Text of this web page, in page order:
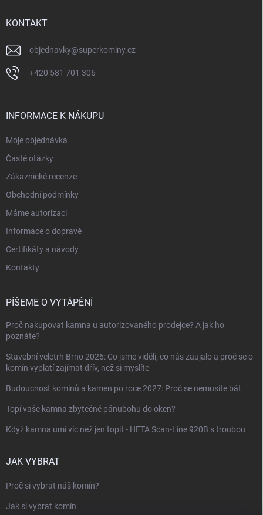
KONTAKT
objednavky@superkominy.cz
+420 581 701 306
INFORMACE K NÁKUPU
Moje objednávka
Časté otázky
Zákaznické recenze
Obchodní podmínky
Máme autorizaci
Informace o dopravě
Certifikáty a návody
Kontakty
PÍŠEME O VYTÁPĚNÍ
Proč nakupovat kamna u autorizovaného prodejce? A jak ho
poznáte?
Stavební veletrh Brno 2026: Co jsme viděli, co nás zaujalo a proč se o
komín vyplatí zajímat dřív, než si myslíte
Budoucnost komínů a kamen po roce 2027: Proč se nemusíte bát
Topí vaše kamna zbytečně pánubohu do oken?
Když kamna umí víc než jen topit - HETA Scan-Line 920B s troubou
JAK VYBRAT
Proč si vybrat náš komín?
Jak si vybrat komín